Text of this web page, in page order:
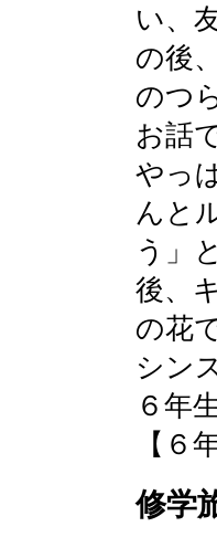
い、
の後
のつ
お話
やっ
んと
う」
後、
の花
シン
６年
【６
修学